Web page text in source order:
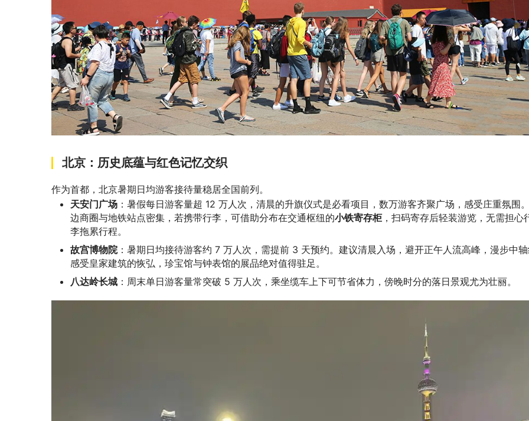
北京：历史底蕴与红色记忆交织
作为首都，北京暑期日均游客接待量稳居全国前列。
天安门广场 ：暑假每日游客量超 12 万人次，清晨的升旗仪式是必看项目，数万游客齐聚广场，感受庄重氛围
边商圈与地铁站点密集，若携带行李，可借助分布在交通枢纽的小铁寄存柜，扫码寄存后轻装游览，无需担心
李拖累行程。
故宫博物院：暑期日均接待游客约 7 万人次，需提前 3 天预约。建议清晨入场，避开正午人流高峰，漫步中
感受皇家建筑的恢弘，珍宝馆与钟表馆的展品绝对值得驻足。
八达岭长城 ：周末单日游客量常突破 5 万人次，乘坐缆车上下可节省体力，傍晚时分的落日景观尤为壮丽。